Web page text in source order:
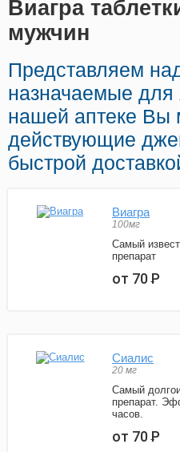
Виагра
мужчин
Представляем
назначаемые для
нашей аптеке Вы
действующие
быстрой
Виагра
100мг
Самый
препарат
от 70Р
Сиалис
20 мг
Самый
препарат.
часов.
от 70Р